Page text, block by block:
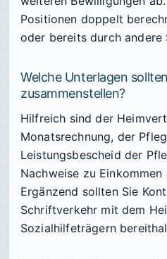
Positionen doppelt
oder bereits durch andere
Welche Unterlagen
zusammenstellen?
Hilfreich sind der
Monatsrechnung, der
Leistungsbescheid der
Nachweise zu
Ergänzend sollten Sie
Schriftverkehr mit dem
Sozialhilfeträgern